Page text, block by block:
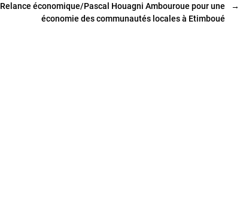
→
Relance économique/Pascal Houagni Ambouroue pour une
économie des communautés locales à Etimboué